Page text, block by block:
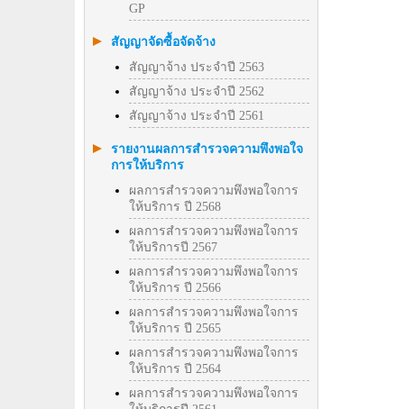
GP
สัญญาจัดซื้อจัดจ้าง
สัญญาจ้าง ประจำปี 2563
สัญญาจ้าง ประจำปี 2562
สัญญาจ้าง ประจำปี 2561
รายงานผลการสำรวจความพึงพอใจ
การให้บริการ
ผลการสำรวจความพึงพอใจการ
ให้บริการ ปี 2568
ผลการสำรวจความพึงพอใจการ
ให้บริการปี 2567
ผลการสำรวจความพึงพอใจการ
ให้บริการ ปี 2566
ผลการสำรวจความพึงพอใจการ
ให้บริการ ปี 2565
ผลการสำรวจความพึงพอใจการ
ให้บริการ ปี 2564
ผลการสำรวจความพึงพอใจการ